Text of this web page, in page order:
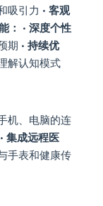
吸引力 • 客观
： • 深度个性
期 • 持续优
解认知模式
机、电脑的连
集成远程医
手表和健康传